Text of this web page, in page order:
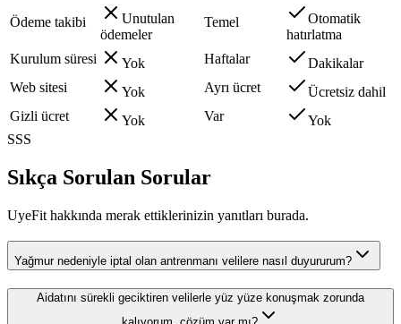
Ödeme takibi
Unutulan
ödemeler
Temel
Otomatik
hatırlatma
Kurulum süresi
Yok Haftalar
Dakikalar
Web sitesi
Yok Ayrı ücret
Ücretsiz dahil
Gizli ücret
Yok Var
Yok
SSS
Sıkça Sorulan Sorular
UyeFit hakkında merak ettiklerinizin yanıtları burada.
Yağmur nedeniyle iptal olan antrenmanı velilere nasıl duyururum?
Aidatını sürekli geciktiren velilerle yüz yüze konuşmak zorunda